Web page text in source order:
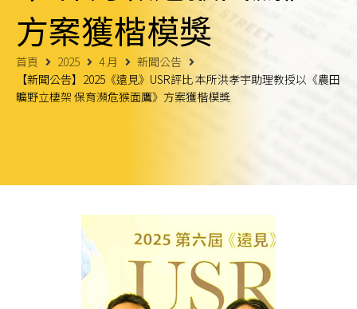
方案獲楷模獎
首頁 2025 4 月
新聞公告
【新聞公告】2025《遠見》USR評比 本所洪孝宇助理教授以《農田
曠野立棲架 保育瀕危猴面鷹》方案獲楷模獎